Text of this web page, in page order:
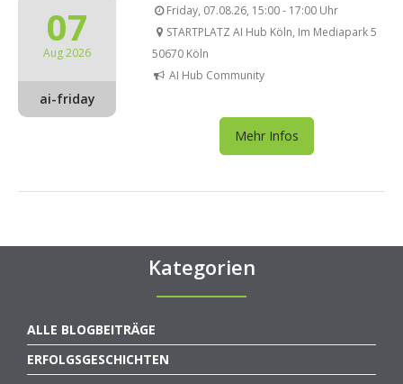
07
Aug 2026
ai-friday
Friday, 07.08.26, 15:00 - 17:00 Uhr
STARTPLATZ AI Hub Köln, Im Mediapark 5
50670 Köln
AI Hub Community
Mehr Infos
Kategorien
ALLE BLOGBEITRÄGE
ERFOLGSGESCHICHTEN